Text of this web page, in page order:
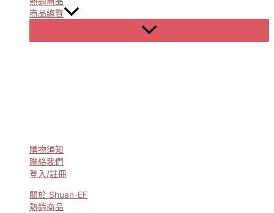
商品總覽
Menu
Toggle
購物須知
聯絡我們
登入/註冊
關於 Shuan-EF
熱銷商品